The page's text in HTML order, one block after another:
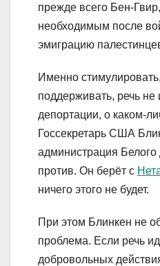
прежде всего Бен-
необходимым после
эмиграцию
Именно
поддерживать, речь не
депортации, о каком-
Госсекретарь США
администрация Белого
против. Он берёт с
ничего этого не будет.
При этом Блинкен не
проблема. Если речь
добровольных